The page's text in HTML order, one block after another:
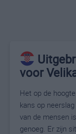
voor
Het op de
kans op
van de mensen
genoeg. Er zijn